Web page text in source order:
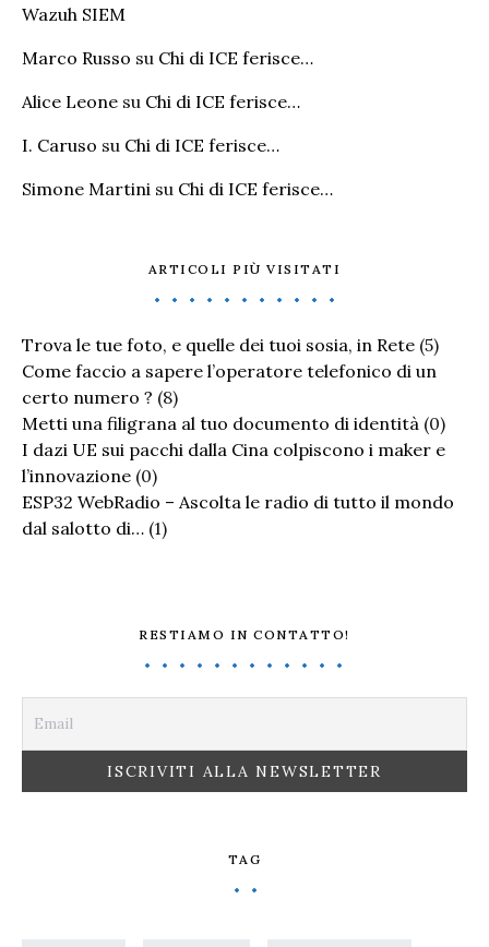
Wazuh SIEM
Marco Russo su Chi di ICE ferisce…
Alice Leone su Chi di ICE ferisce…
I. Caruso su Chi di ICE ferisce…
Simone Martini su Chi di ICE ferisce…
ARTICOLI PIÙ VISITATI
Trova le tue foto, e quelle dei tuoi sosia, in Rete (5)
Come faccio a sapere l’operatore telefonico di un
certo numero ? (8)
Metti una filigrana al tuo documento di identità (0)
I dazi UE sui pacchi dalla Cina colpiscono i maker e
l’innovazione (0)
ESP32 WebRadio – Ascolta le radio di tutto il mondo
dal salotto di… (1)
RESTIAMO IN CONTATTO!
TAG